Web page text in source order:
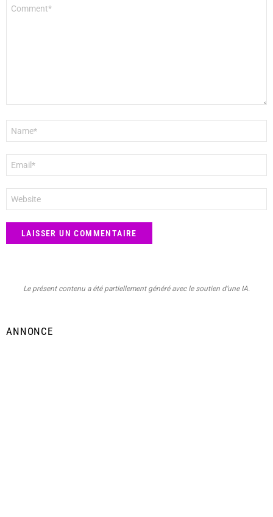
mail
*
web
Le présent contenu a été partiellement généré avec le soutien d’une IA.
ANNONCE